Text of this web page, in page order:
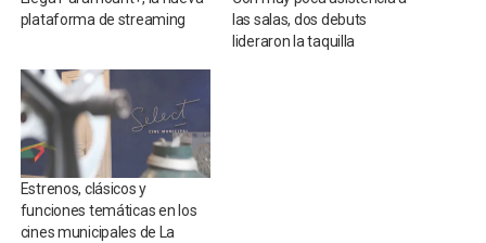
plataforma de streaming
las salas, dos debuts
lideraron la taquilla
Estrenos, clásicos y
funciones temáticas en los
cines municipales de La